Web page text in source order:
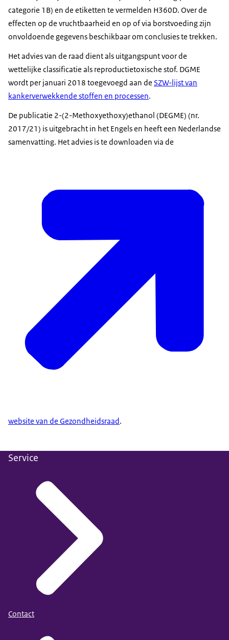
categorie 1B) en de etiketten te vermelden H360D. Over de
effecten op de vruchtbaarheid en op of via borstvoeding zijn
onvoldoende gegevens beschikbaar om conclusies te trekken.
Het advies van de raad dient als uitgangspunt voor de
wettelijke classificatie als reproductietoxische stof. DGME
wordt per januari 2018 toegevoegd aan de SZW-lijst van
kankerverwekkende stoffen en processen.
De publicatie 2-(2-Methoxyethoxy)ethanol (DEGME) (nr.
2017/21) is uitgebracht in het Engels en heeft een Nederlandse
samenvatting. Het advies is te downloaden via de
website van de Gezondheidsraad.
Service
Contact